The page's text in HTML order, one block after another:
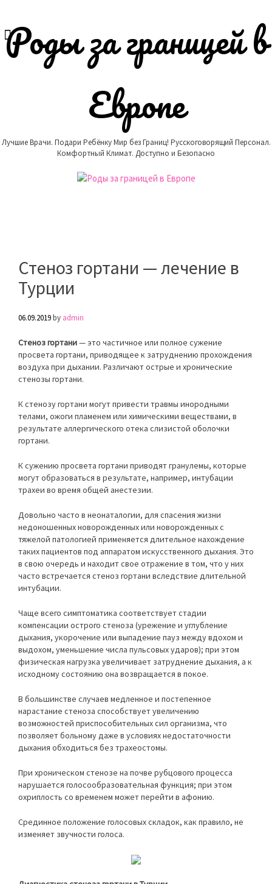
content
Роды за границей в
Европе
Лучшие Врачи. Подари Ребёнку Мир без Границ! Русскоговорящий Персонал.
Комфортный Климат. Доступно и Безопасно
Стеноз гортани — лечение в
Турции
06.09.2019by admin
Стеноз гортани— это частичное или полное сужение
просвета гортани, приводящее к затруднению прохождения
воздуха при дыхании. Различают острые и хронические
стенозы гортани.
К стенозу гортани могут привести травмы инородными
телами, ожоги пламенем или химическими веществами, в
результате аллергического отека слизистой оболочки
гортани.
К сужению просвета гортани приводят гранулемы, которые
могут образоваться в результате, например, интубации
трахеи во время общей анестезии.
Довольно часто в неонаталогии, для спасения жизни
недоношенных новорожденных или новорожденных с
тяжелой патологией применяется длительное нахождение
таких пациентов под аппаратом искусственного дыхания. Это
в свою очередь и находит свое отражение в том, что у них
часто встречается стеноз гортани вследствие длительной
интубации.
Чаще всего симптоматика соответствует стадии
компенсации острого стеноза (урежение и углубление
дыхания, укорочение или выпадение пауз между вдохом и
выдохом, уменьшение числа пульсовых ударов); при этом
физическая нагрузка увеличивает затруднение дыхания, а к
исходному состоянию она возвращается в покое.
В большинстве случаев медленное и постепенное
нарастание стеноза способствует увеличению
возможностей приспособительных сил организма, что
позволяет больному даже в условиях недостаточности
дыхания обходиться без трахеостомы.
При хроническом стенозе на почве рубцового процесса
нарушается голосообразовательная функция; при этом
охриплость со временем может перейти в афонию.
Срединное положение голосовых складок, как правило, не
изменяет звучности голоса.